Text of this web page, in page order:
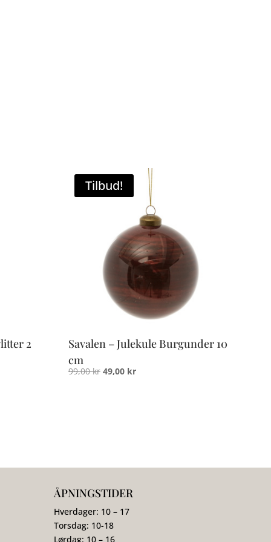
2
Tilbud!
Savalen – Julekule Burgunder 10
cm
99,00kr Opprinnelig
49,00 krNåværende
ÅPNINGSTIDER
Hverdager: 10 – 17
Torsdag: 10-18
Lørdag: 10 – 16